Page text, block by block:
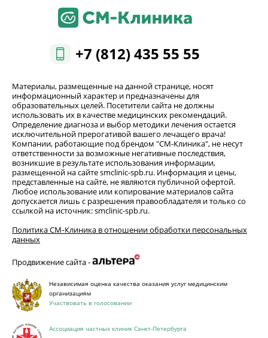
+7 (812) 435 55 55
Материалы, размещенные на данной странице, носят
информационный характер и предназначены для
образовательных целей. Посетители сайта не должны
использовать их в качестве медицинских рекомендаций.
Определение диагноза и выбор методики лечения остается
исключительной прерогативой вашего лечащего врача!
Компании, работающие под брендом "СМ-Клиника", не несут
ответственности за возможные негативные последствия,
возникшие в результате использования информации,
размещенной на сайте smclinic-spb.ru. Информация и цены,
представленные на сайте, не являются публичной офертой.
Любое использование или копирование материалов сайта
допускается лишь с разрешения правообладателя и только со
ссылкой на источник: smclinic-spb.ru.
Политика СМ‑Клиника в отношении обработки персональных
данных
Продвижение сайта -
Независимая оценка качества оказания услуг медицинским
организациям
Участвовать в голосовании
Ассоциация частных клиник Санкт-Петербурга